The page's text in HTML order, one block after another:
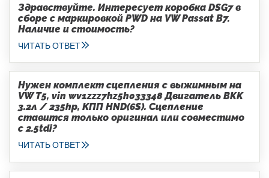
Здравствуйте. Интересует коробка DSG7 в
сборе с маркировкой PWD на VW Passat B7.
Наличие и стоимость?
ЧИТАТЬ ОТВЕТ
Нужен комплект сцепления с выжимным на
VW T5, vin wv1zzz7hz5h033348 Двигатель BKK
3.2л / 235hp, КПП HND(6S). Сцепление
ставится только оригинал или совместимо
с 2.5tdi?
ЧИТАТЬ ОТВЕТ